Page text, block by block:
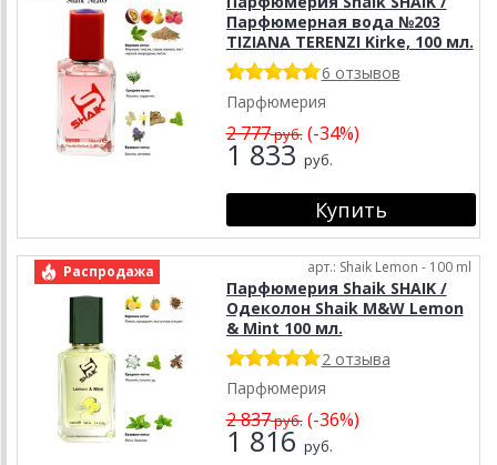
Парфюмерная вода №203
TIZIANA TERENZI Kirke, 100 мл.
6 отзывов
Парфюмерия
2 777руб.(-34%)
1 833 руб.
Распродажа арт.: Shaik Lemon - 100 ml
Парфюмерия Shaik SHAIK /
Одеколон Shaik M&W Lemon
& Mint 100 мл.
2 отзыва
Парфюмерия
2 837руб.(-36%)
1 816 руб.